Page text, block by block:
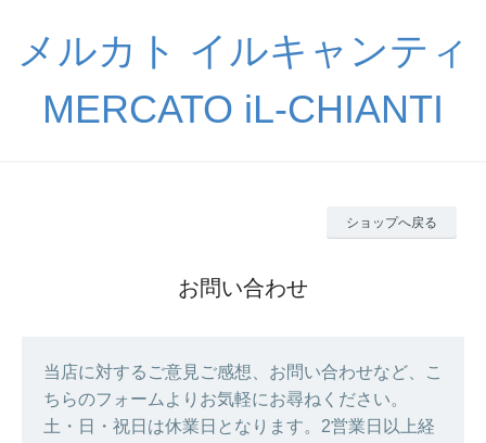
メルカト イルキャンティ
MERCATO iL-CHIANTI
ショップへ戻る
お問い合わせ
当店に対するご意見ご感想、お問い合わせなど、こ
ちらのフォームよりお気軽にお尋ねください。
土・日・祝日は休業日となります。2営業日以上経